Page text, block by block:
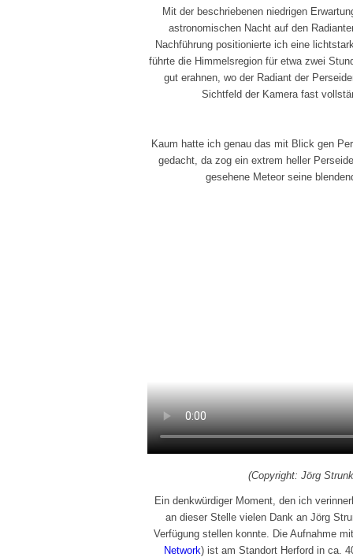
Mit der beschriebenen niedrigen
astronomischen Nacht auf den
Nachführung positionierte ich eine
führte die Himmelsregion für etwa zwei
gut erahnen, wo der Radiant der
Sichtfeld der Kamera fast
Kaum hatte ich genau das mit Blick gen
gedacht, da zog ein extrem heller
gesehene Meteor seine
(Copyright: Jörg
Ein denkwürdiger Moment, den ich
an dieser Stelle vielen Dank an Jörg
Verfügung stellen konnte. Die Aufnahme
Network) ist am Standort Herford in ca.